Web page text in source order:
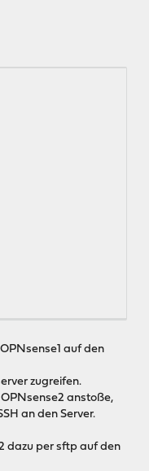
auf den
zugreifen.
anstoße,
an den Server.
dazu per sftp auf den